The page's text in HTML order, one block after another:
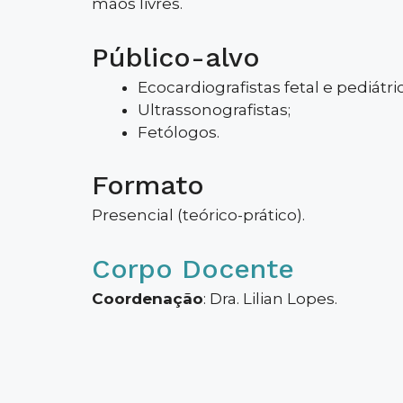
mãos livres.
Público-alvo
Ecocardiografistas fetal e
Ultrassonografistas;
Fetólogos.
Formato
Presencial (teórico-prático).
Corpo Docente
Coordenação: Dra. Lilian Lopes.